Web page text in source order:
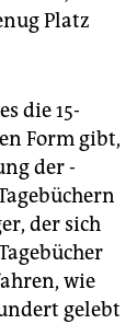
Platz
die 15-
Form gibt,
der
der sich
wie
gelebt